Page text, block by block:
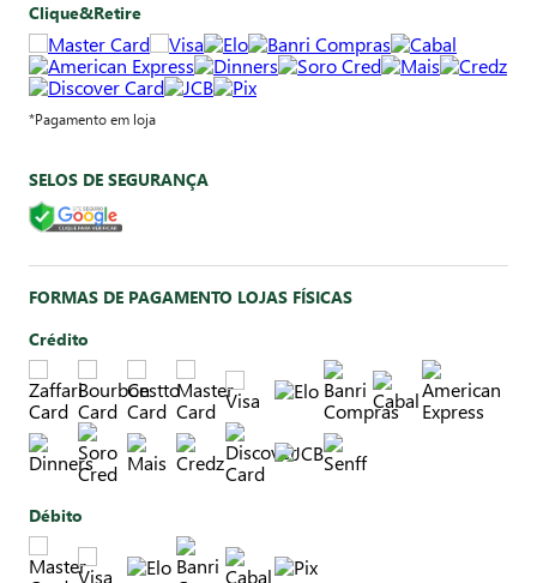
Clique&Retire
*Pagamento em loja
SELOS DE SEGURANÇA
FORMAS DE PAGAMENTO LOJAS FÍSICAS
Crédito
Débito